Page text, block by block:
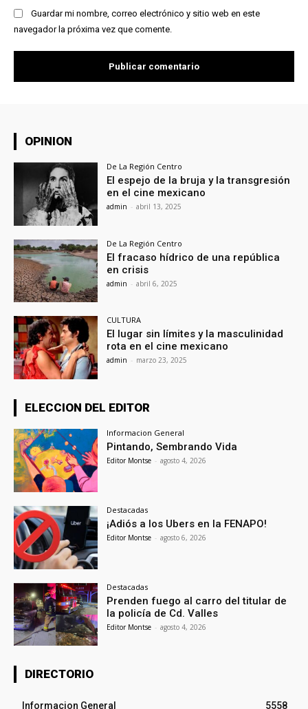
Guardar mi nombre, correo electrónico y sitio web en este
navegador la próxima vez que comente.
OPINION
De La Región Centro
El espejo de la bruja y la transgresión
en el cine mexicano
admin - abril 13, 2025
De La Región Centro
El fracaso hídrico de una república
en crisis
admin - abril 6, 2025
CULTURA
El lugar sin límites y la masculinidad
rota en el cine mexicano
admin - marzo 23, 2025
ELECCION DEL EDITOR
Informacion General
Pintando, Sembrando Vida
Editor Montse - agosto 4, 2026
Destacadas
¡Adiós a los Ubers en la FENAPO!
Editor Montse - agosto 6, 2026
Destacadas
Prenden fuego al carro del titular de
la policía de Cd. Valles
Editor Montse - agosto 4, 2026
DIRECTORIO
Informacion General 5558